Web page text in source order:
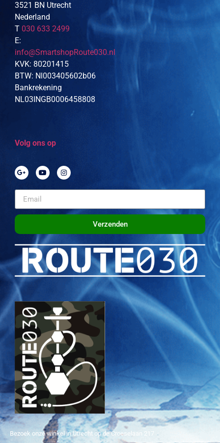
3521 BN Utrecht
Nederland
T 030 633 2499
E:
info@SmartshopRoute030.nl
KVK: 80201415
BTW: Nl003405602b06
Bankrekening
NL03INGB0006458808
Volg ons op
Verzenden
Bezoek onze winkel in Utrecht op de Croeselaan 217